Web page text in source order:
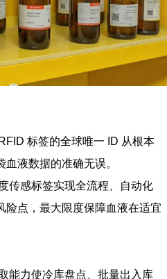
标签的全球唯一 ID 从根本
血液数据的准确无误。
传感标签实现全流程、自动化
险点，最大限度保障血液在适宜
能力使冷库盘点、批量出入库